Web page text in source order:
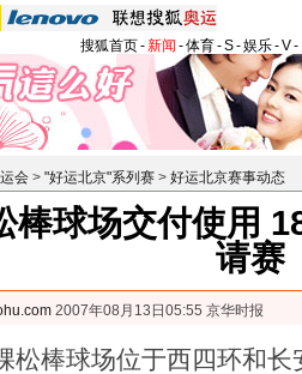
搜狐首页-新闻 -体育-S-娱乐-V-
会 > "好运北京"系列赛 > 好运北京赛事动态
棒球场交付使用
请赛
2007年08月13日05:55 京华时报
棒球场位于西四环和长